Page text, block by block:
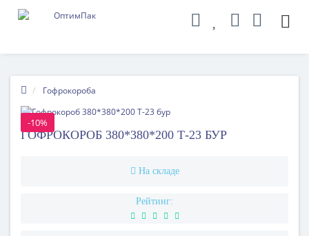
Гофрокороба
-10%
ГОФРОКОРОБ 380*380*200 Т-23 БУР
На складе
Рейтинг: